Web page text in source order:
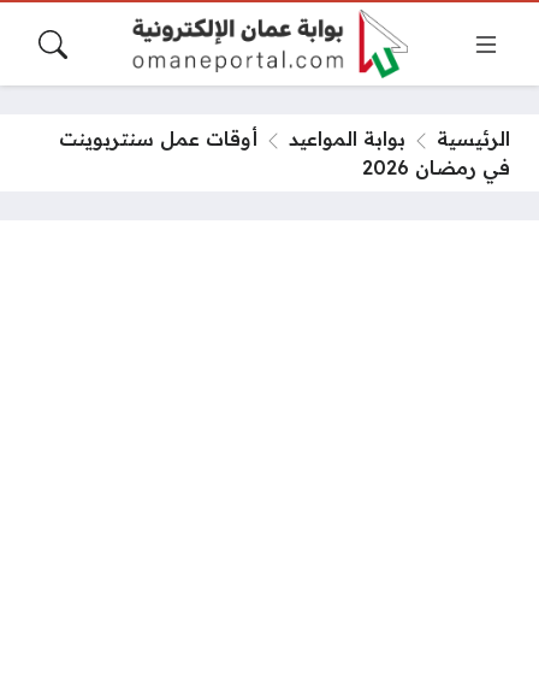
الرئيسية بوابة المواعيد
أوقات عمل سنتربوينت
في رمضان 2026